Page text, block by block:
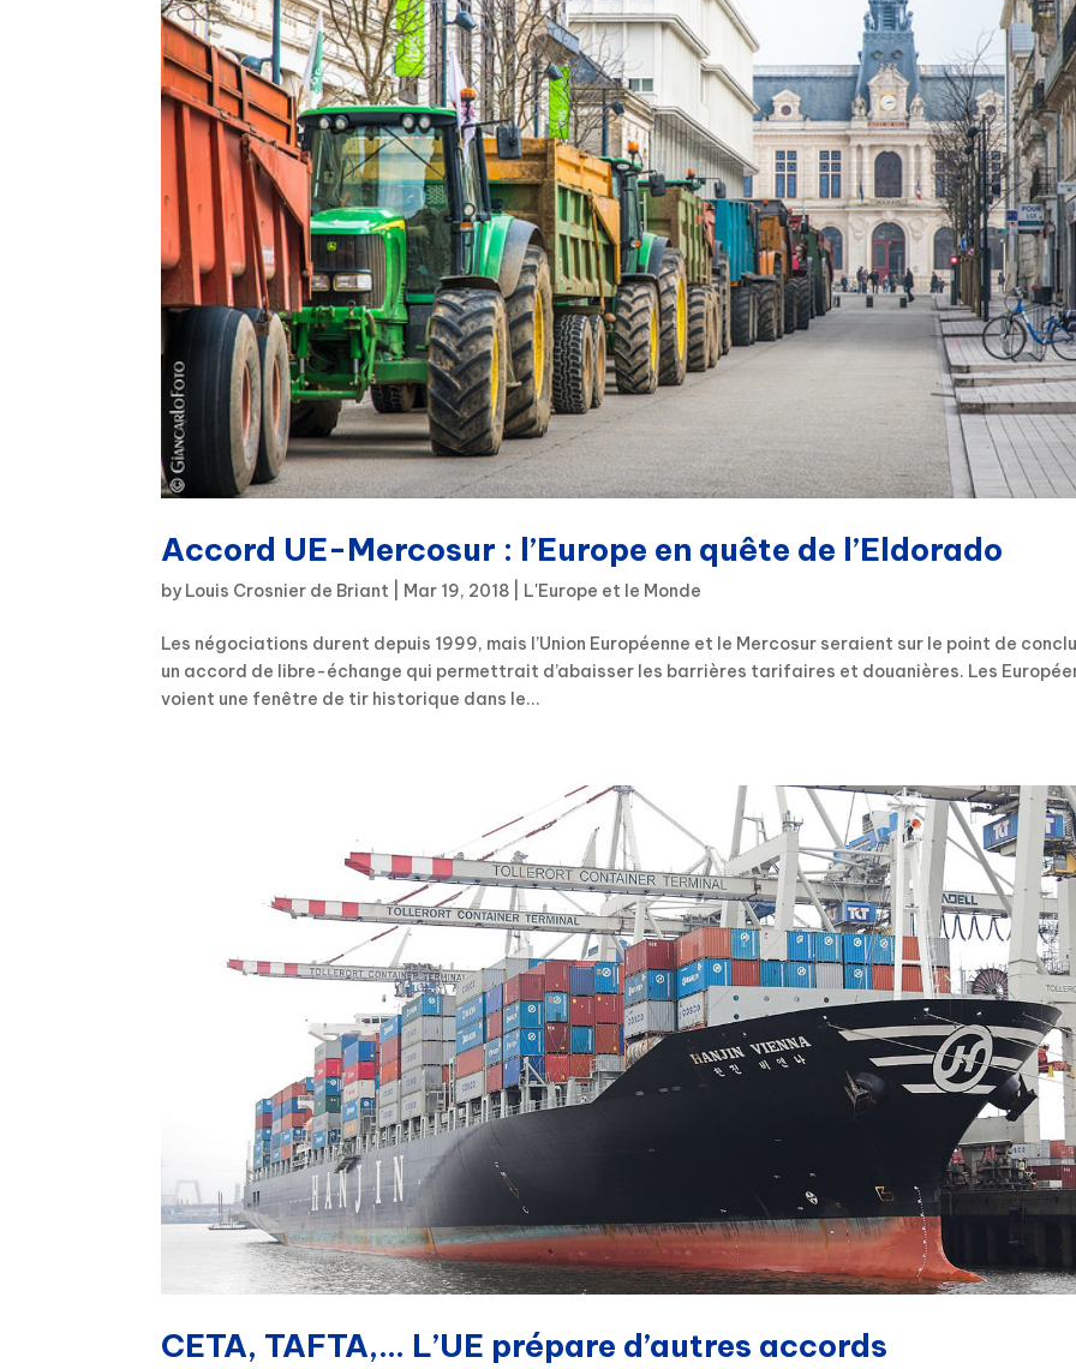
Accord UE-Mercosur : l’Europe en quête de l’Eldorado
by Louis Crosnier de Briant Mar 19, 2018 L'Europe et le Monde
Les négociations durent depuis 1999, mais l’Union Européenne et le Mercosur seraient sur le point de
un accord de libre-échange qui permettrait d’abaisser les barrières tarifaires et douanières. Les
voient une fenêtre de tir historique dans le...
CETA, TAFTA,… L’UE prépare d’autres accords